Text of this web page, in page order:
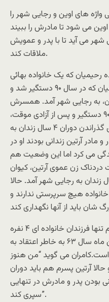
واژه های اوین و رجایی شهر را
می شود تا مادرش را ببیند
شهر می آید تا با پدر و عمویش
ملاقات کند.
رحیمیان که یک خانواده بهائی
هستند زندانی اند؛ کامران رحیمیان که در سال ۹۰ دستگیر شد و
۴ سال زندان، به رجایی شهر آمد. همسرش
فاران حسامی هم در شهریور ماه ۹۰ دستگیر و پس از آزادی موقت،
بار دیگر در تیرماه ۹۱ دستگیر و برای گذراندن دوران ۴ سال زندان به
مادر آرتین زندانی بودند او در
می کرد اما این وضعیت هم
زن عموی آرتین، کیوان
هم برای تحمل ۵ سال زندان به رجایی شهر آمد. حالا
خانواده هیچ سرپرستی ندارند و
کامران و کیوان رحیمیان هم تنها فرزندان خانواده ای ۴ نفره
هستند که پدرشان در فروردین ماه سال ۶۳ به خاطر اعتقاد به
می گوید “من هنوز
آرتین پسرم هم باید دوران
بودن پدر و مادرش در تنهایی
سپری کند”.